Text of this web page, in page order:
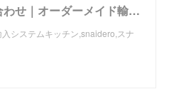
カタログ請求・お問い合わせ｜オーダーメイド輸入キッチンの設置・施工、トータルコーディネイトのイデアルリビング
システムキッチン,snaidero,スナ